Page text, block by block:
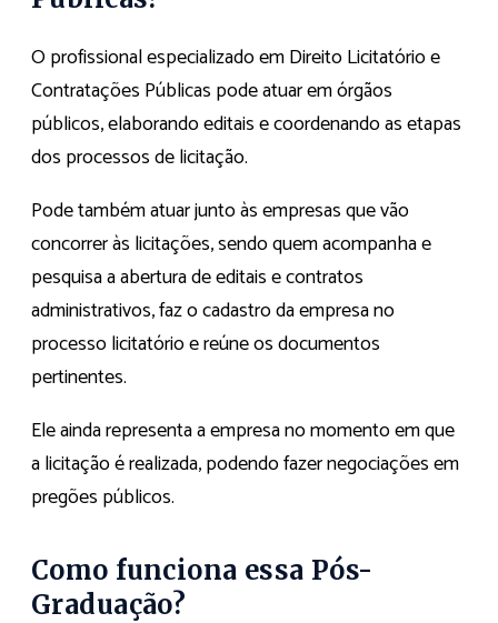
O profissional especializado em Direito Licitatório e
Contratações Públicas pode atuar em órgãos
públicos, elaborando editais e coordenando as etapas
dos processos de licitação.
Pode também atuar junto às empresas que vão
concorrer às licitações, sendo quem acompanha e
pesquisa a abertura de editais e contratos
administrativos, faz o cadastro da empresa no
processo licitatório e reúne os documentos
pertinentes.
Ele ainda representa a empresa no momento em que
a licitação é realizada, podendo fazer negociações em
pregões públicos.
Como funciona essa Pós-
Graduação?